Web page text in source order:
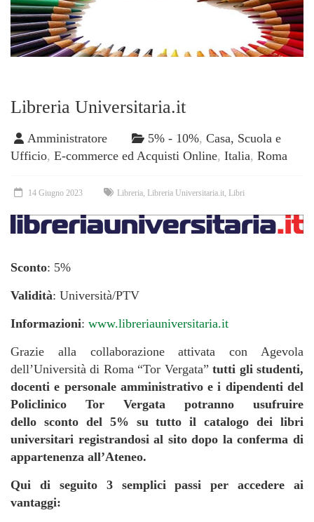
Libreria Universitaria.it
Amministratore 5% - 10%, Casa, Scuola e
Ufficio, E-commerce ed Acquisti Online, Italia, Roma
14 Giugno 2023 Libreria, Libreria Universitaria.it, Libri
Sconto: 5%
Validità: Università/PTV
Informazioni: www.libreriauniversitaria.it
Grazie alla collaborazione attivata con Agevola
dell’Università di Roma “Tor Vergata”tutti gli studenti,
docenti e personale amministrativo e i dipendenti del
Policlinico Tor Vergata potranno usufruire
dello sconto del 5% su tutto il catalogo dei libri
universitari registrandosi al sito dopo la conferma di
appartenenza all’Ateneo.
Qui di seguito 3 semplici passi per accedere ai
vantaggi: